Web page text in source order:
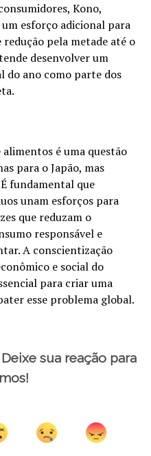
Kono,
esforço adicional para
pela metade até o
desenvolver um
do ano como parte dos
é uma questão
para o Japão, mas
fundamental que
unam esforços para
que reduzam o
responsável e
A conscientização
e social do
para criar uma
esse problema global.
sua reação para